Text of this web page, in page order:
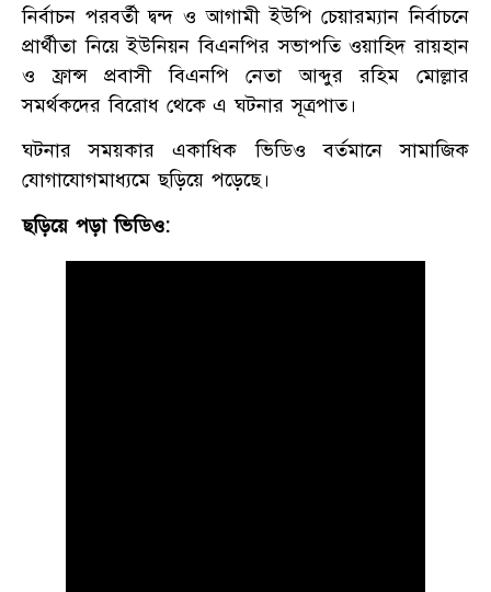
নির্বাচন পরবর্তী দ্বন্দ ও আগামী ইউপি চেয়ারম্যান নির্বাচনে
প্রার্থীতা নিয়ে ইউনিয়ন বিএনপির সভাপতি ওয়াহিদ রায়হান
ও ফ্রান্স প্রবাসী বিএনপি নেতা আব্দুর রহিম মোল্লার
সমর্থকদের বিরোধ থেকে এ ঘটনার সূত্রপাত।
ঘটনার সময়কার একাধিক ভিডিও বর্তমানে সামাজিক
যোগাযোগমাধ্যমে ছড়িয়ে পড়েছে।
ছড়িয়ে পড়া ভিডিও: